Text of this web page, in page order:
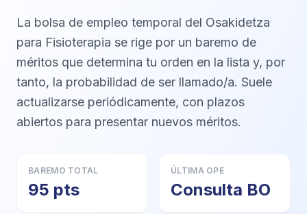
La bolsa de empleo temporal del Osakidetza
para Fisioterapia se rige por un baremo de
méritos que determina tu orden en la lista y, por
tanto, la probabilidad de ser llamado/a. Suele
actualizarse periódicamente, con plazos
abiertos para presentar nuevos méritos.
BAREMO TOTAL
95 pts
ÚLTIMA OPE
Consulta BO